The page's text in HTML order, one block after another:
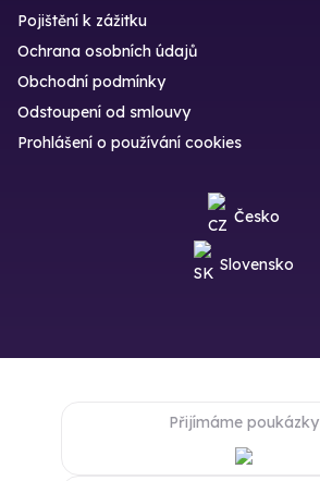
Pojištění k zážitku
Ochrana osobních údajů
Obchodní podmínky
Odstoupení od smlouvy
Prohlášení o používání cookies
Česko
Slovensko
Přijímáme poukázky